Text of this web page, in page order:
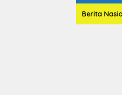
Berita